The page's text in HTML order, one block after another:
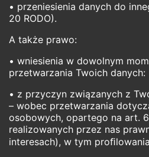
• przeniesienia danych do
20 RODO).
A także prawo:
• wniesienia w dowolnym
przetwarzania Twoich danych:
• z przyczyn związanych z
– wobec przetwarzania
osobowych, opartego na art.
realizowanych przez nas
interesach), w tym